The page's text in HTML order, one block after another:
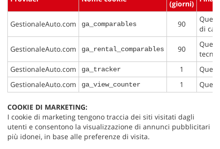
(giorni)
GestionaleAuto.com ga_comparables 90
di
GestionaleAuto.com ga_rental_comparables 90
GestionaleAuto.com
ga_tracker 1
GestionaleAuto.com
ga_view_counter 1
COOKIE DI MARKETING:
I cookie di marketing tengono traccia dei siti visitati dagli
utenti e consentono la visualizzazione di annunci pubblicitari
più idonei, in base alle preferenze di visita.